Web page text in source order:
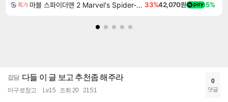
특가 마블 스파이더맨 2 Marvel's Spider-Man 2 33%42,070원 5%
잡담 다들 이 글 보고 추천좀 해주라
마구로창고 Lv.15 조회 20 21:51
0
댓글